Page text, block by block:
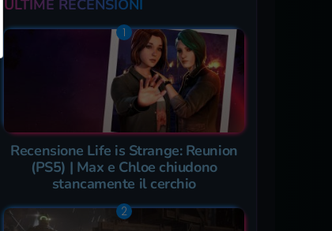
ULTIME RECENSIONI
Recensione Life is Strange: Reunion
(PS5) | Max e Chloe chiudono
stancamente il cerchio